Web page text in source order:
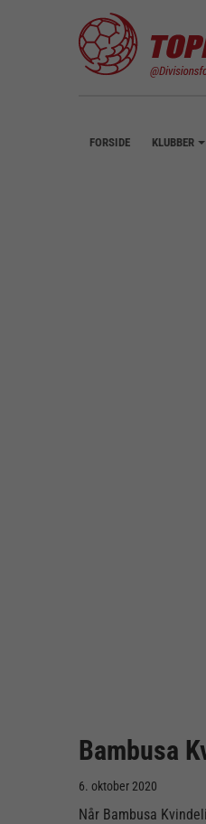
FORSIDE KLUBBER
Bambusa
6. oktober 2020
Når Bambusa